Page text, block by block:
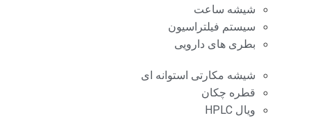
شیشه ساعت
سیستم فیلتراسیون
بطری های دارویی
شیشه مکارتی استوانه ای
قطره چکان
ویال HPLC